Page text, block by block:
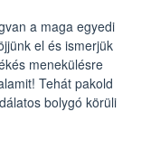
a maga egyedi
el és ismerjük
menekülésre
Tehát pakold
bolygó körüli